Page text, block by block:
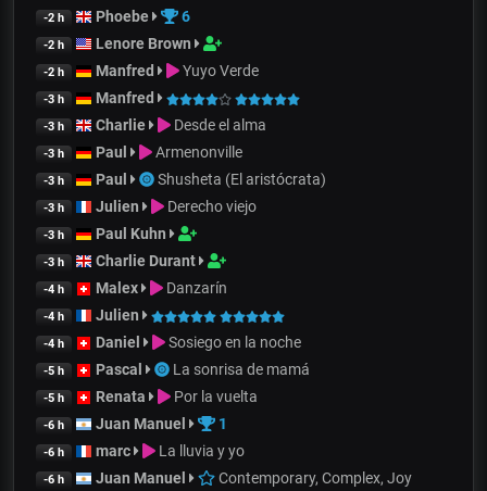
-2 h Phoebe 6
-2 h Lenore Brown
-2 h Manfred Yuyo Verde
-3 h Manfred
-3 h Charlie Desde el alma
-3 h Paul Armenonville
-3 h Paul Shusheta (El aristócrata)
-3 h Julien Derecho viejo
-3 h Paul Kuhn
-3 h Charlie Durant
-4 h Malex Danzarín
-4 h Julien
-4 h Daniel Sosiego en la noche
-5 h Pascal La sonrisa de mamá
-5 h Renata Por la vuelta
-6 h Juan Manuel 1
-6 h marc La lluvia y yo
-6 h Juan Manuel Contemporary, Complex, Joy